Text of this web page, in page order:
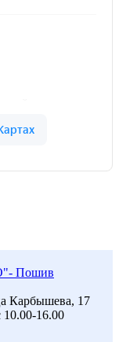
Пошив
Карбышева, 17
16.00